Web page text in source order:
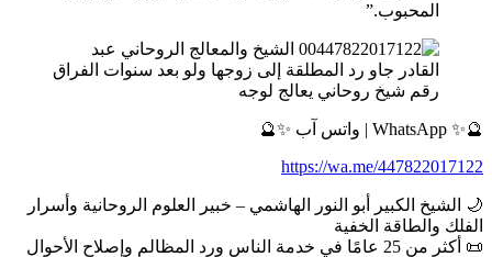
المحبوب.”
رقم شيخ روحاني يعالج لوجه
🔮✨ WhatsApp | واتس آب ✨🔮
https://wa.me/447822017122
🌙 الشيخ الكبير أبو النور الهاشمي – خبير العلوم الروحانية وأسرار
الفلك والطاقة الخفية
📜 أكثر من 25 عامًا في خدمة الناس ورد المظالم وإصلاح الأحوال